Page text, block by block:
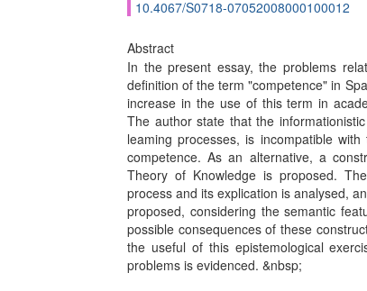
10.4067/S0718-07052008000100012
Abstract
In the present essay, the problems
definition of the term "competence" in
increase in the use of this term in
The author state that the
leaming processes, is incompatible
competence. As an alternative, a
Theory of Knowledge is proposed.
process and its explication is analysed,
proposed, considering the semantic
possible consequences of these
the useful of this epistemological
problems is evidenced. &nbsp;